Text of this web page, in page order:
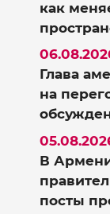
как
Глава
на
В
посты